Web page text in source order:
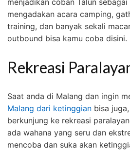
mengadakan acara camping,
training, dan banyak sekali
outbound bisa kamu coba disini.
Rekreasi
Saat anda di Malang dan ingin
Malang dari ketinggian bisa
berkunjung ke rekreasi
ada wahana yang seru dan
mencoba dan suka akan